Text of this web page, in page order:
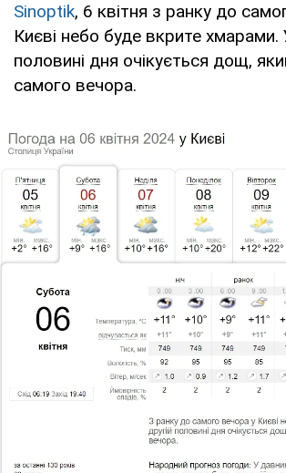
Sinoptik, 6 квітня з ранку до
Києві небо буде вкрите хмарами.
половині дня очікується дощ,
самого вечора.